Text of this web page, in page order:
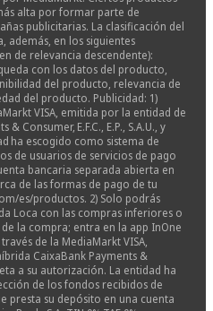
alta por formar parte de
publicitarias. La clasificación del
además, en los siguientes
de relevancia descendente):
con los datos del producto,
del producto, relevancia de
del producto. Publicidad: 1)
VISA, emitida por la entidad de
Consumer, E.F.C., E.P., S.A.U., y
ha escogido como sistema de
de usuarios de servicios de pago
bancaria separada abierta en
de las formas de pago de tu
es/productos. 2) Solo podrás
Loca con las compras inferiores o
la compra; entra en la app InOne
de la MediaMarkt VISA,
CaixaBank Payments &
a su autorización. La entidad ha
de los fondos recibidos de
presta su depósito en una cuenta